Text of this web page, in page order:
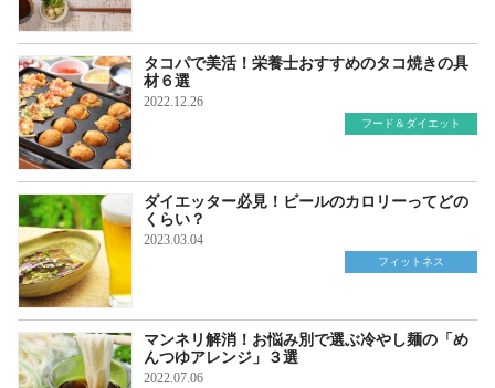
タコパで美活！栄養士おすすめのタコ焼きの具
材６選
2022.12.26
フード＆ダイエット
ダイエッター必見！ビールのカロリーってどの
くらい？
2023.03.04
フィットネス
マンネリ解消！お悩み別で選ぶ冷やし麺の「め
んつゆアレンジ」３選
2022.07.06